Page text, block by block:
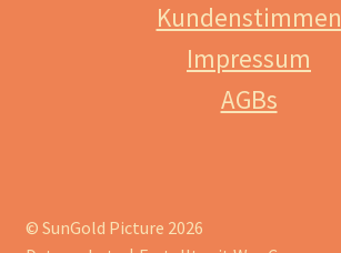
Kundenstimmen
Impressum
AGBs
© SunGold Picture 2026